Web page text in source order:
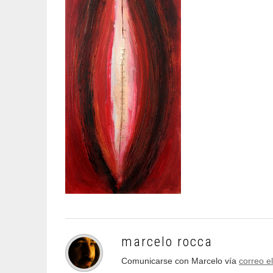
marcelo rocca
Comunicarse con Marcelo vía correo